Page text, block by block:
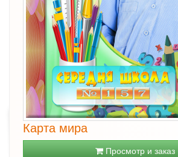
Карта мира
Просмотр и заказ